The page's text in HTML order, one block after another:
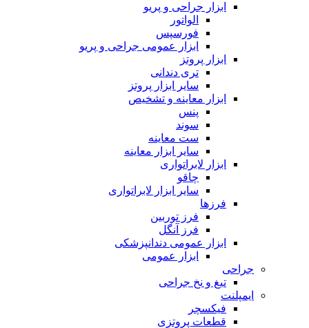
ابزار جراحی و پریو
الواتور
فورسپس
ابزار عمومی جراحی و پریو
ابزار پروتز
تری دندانی
سایر ابزار پروتز
ابزار معاینه و تشخیص
پنس
سوند
ست معاینه
سایر ابزار معاینه
ابزار لابراتواری
چاقو
سایر ابزار لابراتواری
فرزها
فرز توربین
فرز آنگل
ابزار عمومی دندانپزشکی
ابزار عمومی
جراحی
تیغ و نخ جراحی
ایمپلنت
فیکسچر
قطعات پروتزی